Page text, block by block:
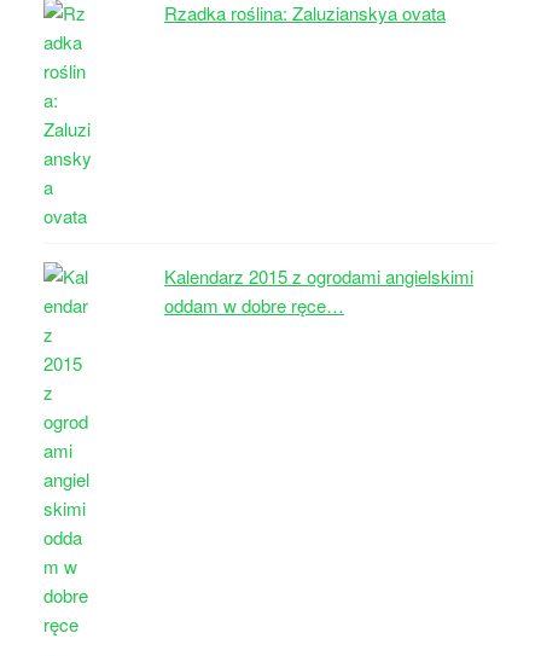
Rzadka roślina: Zaluzianskya ovata
Kalendarz 2015 z ogrodami angielskimi
oddam w dobre ręce…